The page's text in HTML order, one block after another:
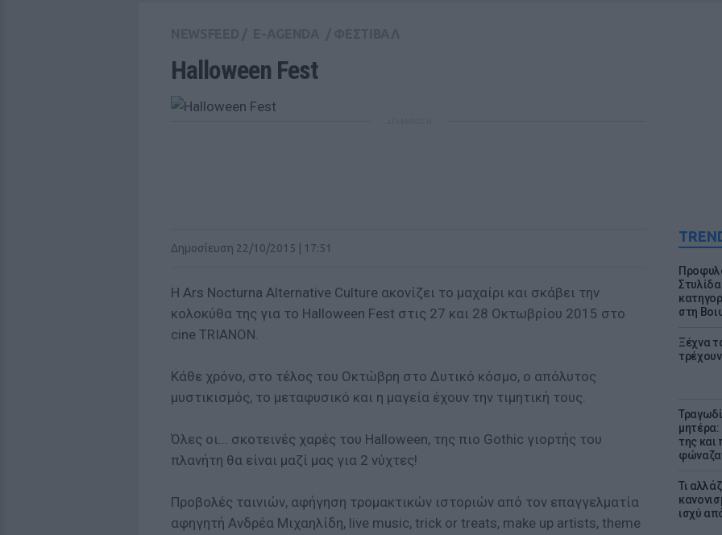
στη
Ξέχνα
μητέρα:
της και
Τι
ισχύ
Halloween Fest
Δημοσίευση 22/10/2015 | 17:51
Η Αrs Νocturna Alternative Culture ακονίζει το μαχαίρι και σκάβει την
κολοκύθα της για το Halloween Fest στις 27 και 28 Οκτωβρίου 2015 στο
cine TRIANON.
Κάθε χρόνο, στο τέλος του Οκτώβρη στο Δυτικό κόσμο, ο απόλυτος
μυστικισμός, το μεταφυσικό και η μαγεία έχουν την τιμητική τους.
Όλες οι... σκοτεινές χαρές του Halloween, της πιο Gothic γιορτής του
πλανήτη θα είναι μαζί μας για 2 νύχτες!
Προβολές ταινιών, αφήγηση τρομακτικών ιστοριών από τον επαγγελματία
αφηγητή Ανδρέα Μιχαηλίδη, live music, trick or treats, make up artists, theme